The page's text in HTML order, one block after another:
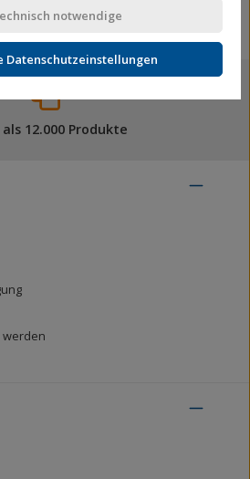
12.000 Produkte
werden
notwendige
Datenschutzeinstellungen